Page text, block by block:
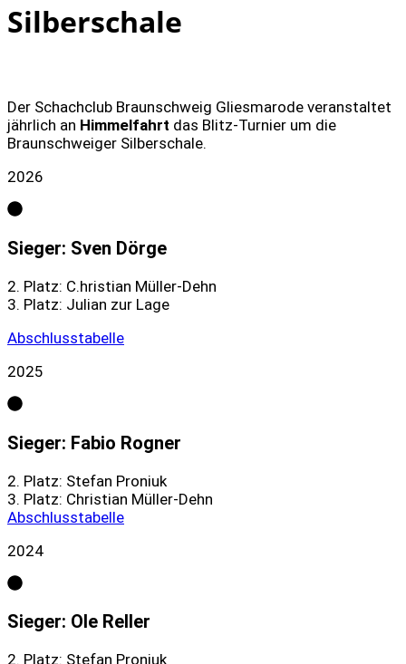
Silberschale
Der Schachclub Braunschweig Gliesmarode veranstaltet
jährlich an Himmelfahrt das Blitz-Turnier um die
Braunschweiger Silberschale.
2026
Sieger: Sven Dörge
2. Platz: C.hristian Müller-Dehn
3. Platz: Julian zur Lage
Abschlusstabelle
2025
Sieger: Fabio Rogner
2. Platz: Stefan Proniuk
3. Platz: Christian Müller-Dehn
Abschlusstabelle
2024
Sieger: Ole Reller
2. Platz: Stefan Proniuk